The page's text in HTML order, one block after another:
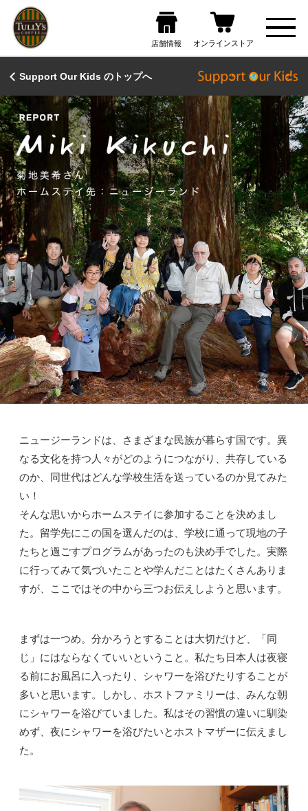
Support Our Kids のトップへ
ニュージーランドは、さまざまな民族が暮らす国です。異
なる文化を持つ人々がどのようにつながり、共存している
のか、同世代はどんな学校生活を送っているのか見てみた
い！
そんな思いからホームステイに参加することを決めまし
た。留学先にこの国を選んだのは、学校に通って現地の子
たちと過ごすプログラムがあったのも決め手でした。実際
に行ってみて気づいたことや学んだことはたくさんありま
すが、ここではその中から三つお伝えしようと思います。
まずは一つめ。分かろうとすることは大切だけど、「同
じ」にはならなくていいということ。私たち日本人は夜寝
る前にお風呂に入ったり、シャワーを浴びたりすることが
多いと思います。しかし、ホストファミリーは、みんな朝
にシャワーを浴びていました。私はその習慣の違いに馴染
めず、夜にシャワーを浴びたいとホストマザーに伝えまし
た。